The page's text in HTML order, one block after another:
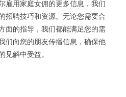
雇用家庭女佣的更多信息，我们
招聘技巧和资源。无论您需要合
面的指导，我们都能满足您的需
们向您的朋友传播信息，确保他
见解中受益。